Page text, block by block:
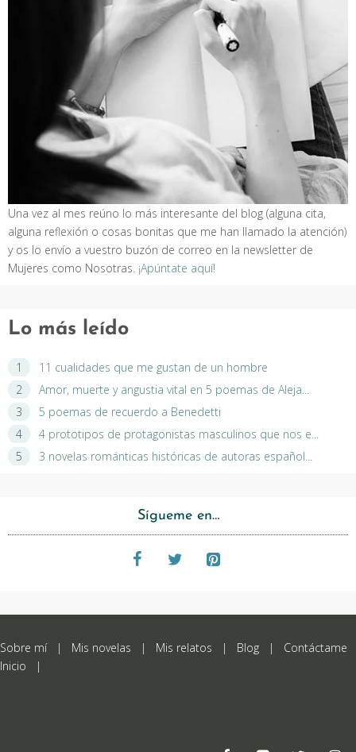
Una vez al mes reúno lo más interesante del blog (alguna cita,
alguna reflexión o cosas bonitas que me han llamado la atención)
y os lo envío a vuestro buzón de correo en la newsletter de
Mujeres como Nosotras. ¡Apúntate aquí!
Lo más leído
11 cualidades que me gustan de un hombre
Amor, muerte y angustia vital en 5 poemas de Aleja...
5 poemas de recuerdo a Benedetti
4 prototipos de protagonistas masculinos que nos e...
3 novelas románticas históricas de autoras español...
Sígueme en…
Sobre mí| Mis novelas | Mis relatos | Blog | Contáctame
Inicio |